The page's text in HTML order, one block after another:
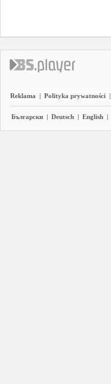
Reklama | Polityka prywatności |
Български | Deutsch | English |